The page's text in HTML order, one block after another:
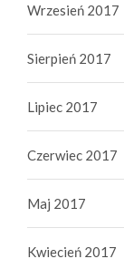
Wrzesień 2017
Sierpień 2017
Lipiec 2017
Czerwiec 2017
Maj 2017
Kwiecień 2017